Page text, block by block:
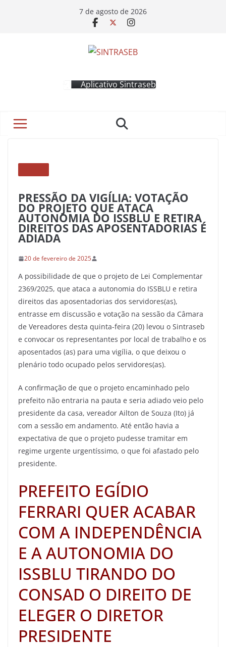
7 de agosto de 2026
Aplicativo Sintraseb
PRESSÃO DA VIGÍLIA: VOTAÇÃO
DO PROJETO QUE ATACA
AUTONOMIA DO ISSBLU E RETIRA
DIREITOS DAS APOSENTADORIAS É
ADIADA
20 de fevereiro de 2025
A possibilidade de que o projeto de Lei Complementar
2369/2025, que ataca a autonomia do ISSBLU e retira
direitos das aposentadorias dos servidores(as),
entrasse em discussão e votação na sessão da Câmara
de Vereadores desta quinta-feira (20) levou o Sintraseb
e convocar os representantes por local de trabalho e os
aposentados (as) para uma vigília, o que deixou o
plenário todo ocupado pelos servidores(as).
A confirmação de que o projeto encaminhado pelo
prefeito não entraria na pauta e seria adiado veio pelo
presidente da casa, vereador Ailton de Souza (Ito) já
com a sessão em andamento. Até então havia a
expectativa de que o projeto pudesse tramitar em
regime urgente urgentíssimo, o que foi afastado pelo
presidente.
PREFEITO EGÍDIO
FERRARI QUER ACABAR
COM A INDEPENDÊNCIA
E A AUTONOMIA DO
ISSBLU TIRANDO DO
CONSAD O DIREITO DE
ELEGER O DIRETOR
PRESIDENTE